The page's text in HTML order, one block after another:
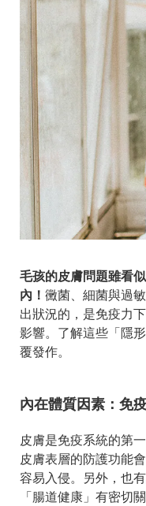
毛孩的皮膚問題雖看
內！ 黴菌、細菌與過
出狀況的，是免疫力
影響。了解這些「隱
覆發作。
內在體質因素：免
皮膚是免疫系統的第
皮膚表層的防護功能
容易入侵。另外，也
「腸道健康」有密切關